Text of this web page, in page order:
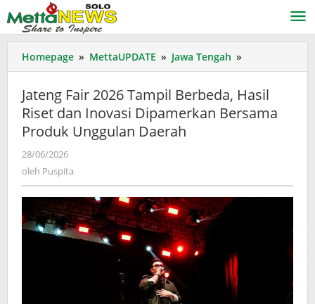
ke
konten
Homepage » MettaUPDATE » Jawa Tengah »
Fair
Tampil
Berbeda,
Dipamerkan
Jateng Fair 2026 Tampil Berbeda, Hasil
Riset dan Inovasi Dipamerkan Bersama
Produk Unggulan Daerah
28/06/2026
oleh Puspita